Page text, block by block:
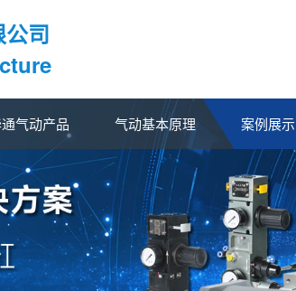
司
气动产品 气动基本原理 案例展示